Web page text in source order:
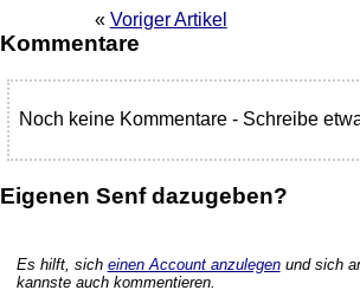
« Voriger Artikel
Kommentare
Noch keine Kommentare - Schreibe
Eigenen Senf dazugeben?
Es hilft, sich einen Account anzulegenund sich
kannste auch kommentieren.